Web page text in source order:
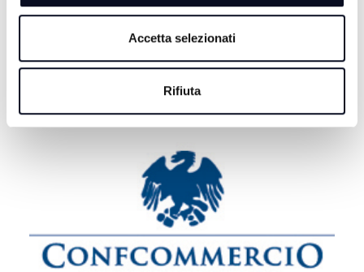
Accetta selezionati
Rifiuta
RIMINI: Lotta alle dipendenze, Meloni e Macron in